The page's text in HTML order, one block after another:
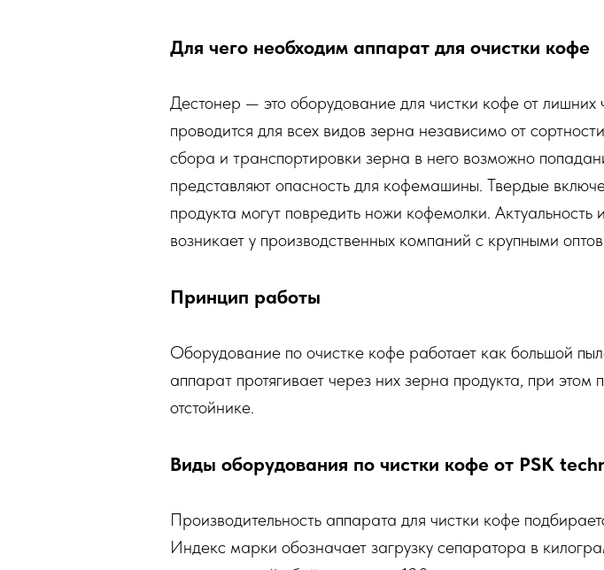
Для чего необходим аппарат для очистки кофе
Дестонер — это оборудование для чистки кофе от
проводится для всех видов зерна независимо от
сбора и транспортировки зерна в него возможно
представляют опасность для кофемашины. Твердые
продукта могут повредить ножи кофемолки.
возникает у производственных компаний с крупными
Принцип работы
Оборудование по очистке кофе работает как большой
аппарат протягивает через них зерна продукта, при
отстойнике.
Виды оборудования по чистки кофе от PSK
Производительность аппарата для чистки кофе
Индекс марки обозначает загрузку сепаратора в